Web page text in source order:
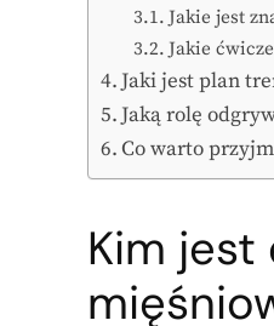
Jakie jest
Jakie
Jaki jest plan
Jaką rolę
Co warto
Kim